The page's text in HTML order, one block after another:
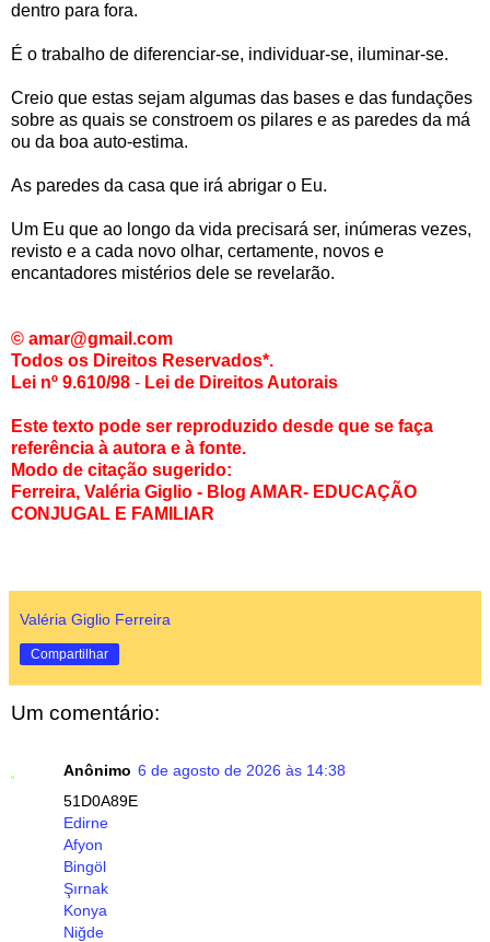
dentro para fora.
É o trabalho de diferenciar-se, individuar-se, iluminar-se.
Creio que estas sejam algumas das bases e das fundações
sobre as quais se constroem os pilares e as paredes da má
ou da boa auto-estima.
As paredes da casa que irá abrigar o Eu.
Um Eu que ao longo da vida precisará ser, inúmeras vezes,
revisto e a cada novo olhar, certamente, novos e
encantadores mistérios dele se revelarão.
© amar@gmail.com
Todos os Direitos Reservados*.
Lei nº 9.610/98 - Lei de Direitos Autorais
Este texto pode ser reproduzido desde que se faça
referência à autora e à fonte.
Modo de citação sugerido:
Ferreira, Valéria Giglio - Blog AMAR- EDUCAÇÃO
CONJUGAL E FAMILIAR
Valéria Giglio Ferreira
Compartilhar
Um comentário:
Anônimo 6 de agosto de 2026 às 14:38
51D0A89E
Edirne
Afyon
Bingöl
Şırnak
Konya
Niğde